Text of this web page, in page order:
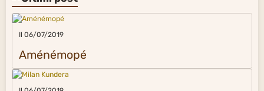
Il 06/07/2019
Aménémopé